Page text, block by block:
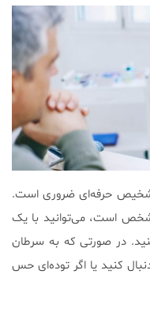
حرفه‌ای ضروری است.
است، می‌توانید با یک
در صورتی که به سرطان
کنید یا اگر توده‌ای حس